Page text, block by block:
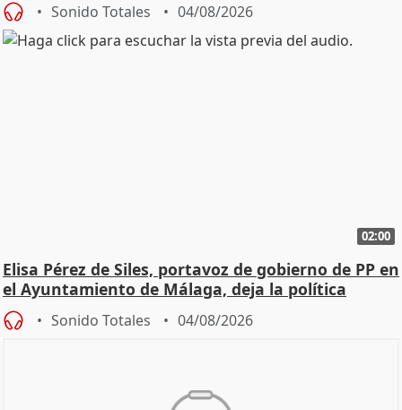
Sonido Totales 04/08/2026
02:00
Elisa Pérez de Siles, portavoz de gobierno de PP en
el Ayuntamiento de Málaga, deja la política
Sonido Totales 04/08/2026